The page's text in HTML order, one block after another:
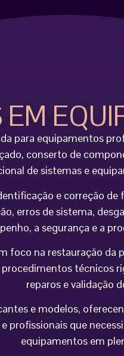
EM
para equipamentos
conserto de
de sistemas e
e correção
erros de sistema,
a segurança e a
foco na restauração
técnicos
reparos e validação
e modelos,
profissionais que
equipamentos em